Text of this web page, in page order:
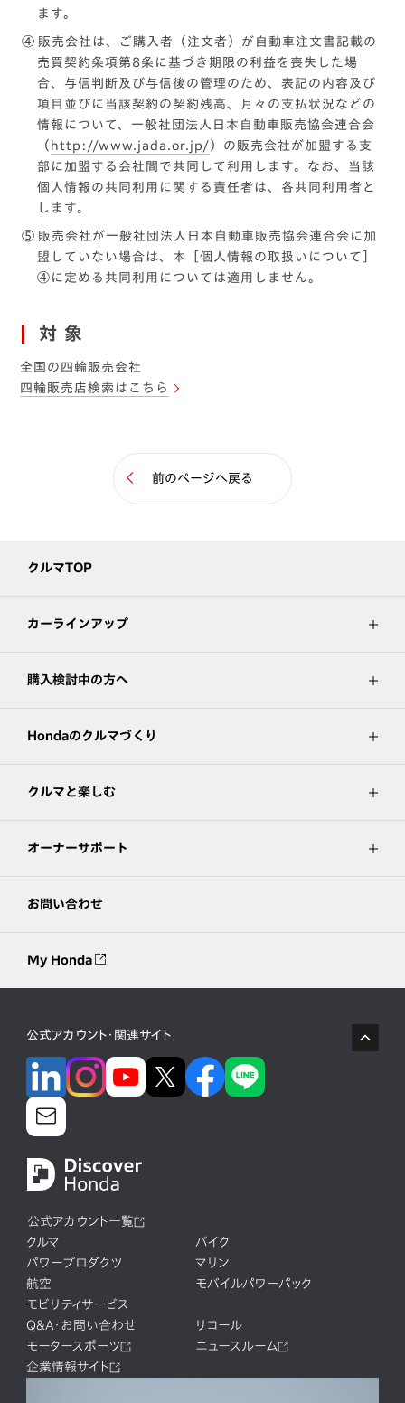
ます。
④ 販売会社は、ご購入者（注文者）が自動車注文書記載の
売買契約条項第8条に基づき期限の利益を喪失した場
合、与信判断及び与信後の管理のため、表記の内容及び
項目並びに当該契約の契約残高、月々の支払状況などの
情報について、一般社団法人日本自動車販売協会連合会
（ http://www.jada.or.jp/ ）の販売会社が加盟する支
部に加盟する会社間で共同して利用します。なお、当該
個人情報の共同利用に関する責任者は、各共同利用者と
します。
⑤ 販売会社が一般社団法人日本自動車販売協会連合会に加
盟していない場合は、本［個人情報の取扱いについて］
④に定める共同利用については適用しません。
対象
全国の四輪販売会社
四輪販売店検索はこちら
前のページへ戻る
クルマTOP
カーラインアップ
購入検討中の方へ
Hondaのクルマづくり
クルマと楽しむ
オーナーサポート
お問い合わせ
My Honda
公式アカウント・関連サイト
公式アカウント一覧
クルマ
バイク
パワープロダクツ
マリン
航空
モバイルパワーパック
モビリティサービス
Q&A・お問い合わせ
リコール
モータースポーツ
ニュースルーム
企業情報サイト